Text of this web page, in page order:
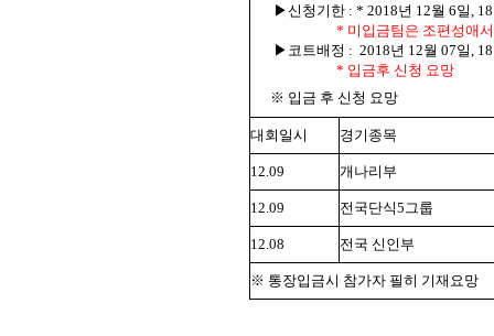
▶신청기한 : * 2018년 12월 6일,
* 미입금팀은 조편성애
▶코트배정 : 2018년 12월 07일,
* 입금후 신청 요망
※ 입금 후 신청 요망
대회일시 경기종목
12.09 개나리부
12.09 전국단식5그룹
12.08 전국 신인부
※ 통장입금시 참가자 필히 기재요망